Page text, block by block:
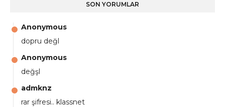
SON YORUMLAR
Anonymous
dopru değl
Anonymous
değşl
admknz
rar şifresi.. klassnet